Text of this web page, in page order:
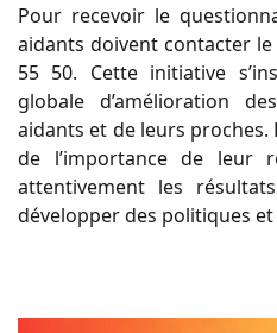
Pour recevoir le
aidants doivent contacter
55 50. Cette initiative
globale d’amélioration
aidants et de leurs
de l’importance de leur
attentivement les
développer des politiques